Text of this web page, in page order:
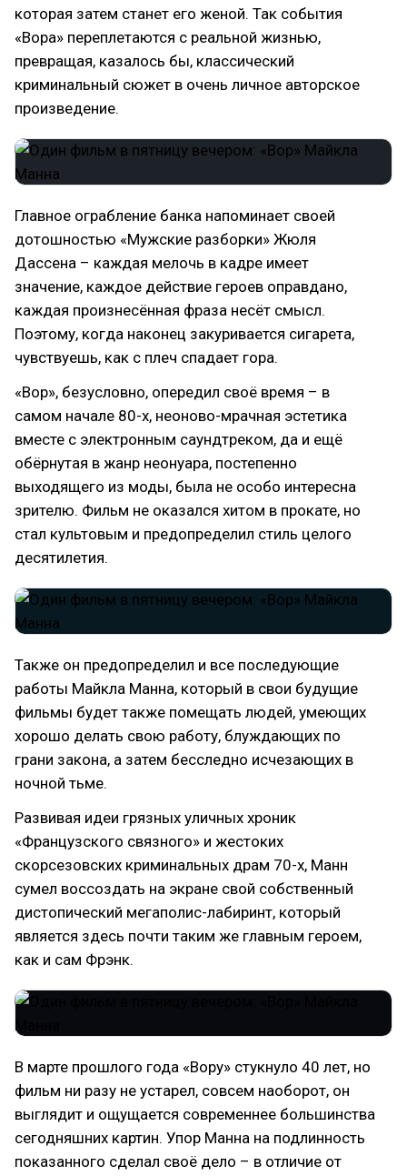
которая затем станет его женой. Так события
«Вора» переплетаются с реальной жизнью,
превращая, казалось бы, классический
криминальный сюжет в очень личное авторское
произведение.
Главное ограбление банка напоминает своей
дотошностью «Мужские разборки» Жюля
Дассена – каждая мелочь в кадре имеет
значение, каждое действие героев оправдано,
каждая произнесённая фраза несёт смысл.
Поэтому, когда наконец закуривается сигарета,
чувствуешь, как с плеч спадает гора.
«Вор», безусловно, опередил своё время – в
самом начале 80-х, неоново-мрачная эстетика
вместе с электронным саундтреком, да и ещё
обёрнутая в жанр неонуара, постепенно
выходящего из моды, была не особо интересна
зрителю. Фильм не оказался хитом в прокате, но
стал культовым и предопределил стиль целого
десятилетия.
Также он предопределил и все последующие
работы Майкла Манна, который в свои будущие
фильмы будет также помещать людей, умеющих
хорошо делать свою работу, блуждающих по
грани закона, а затем бесследно исчезающих в
ночной тьме.
Развивая идеи грязных уличных хроник
«Французского связного» и жестоких
скорсезовских криминальных драм 70-х, Манн
сумел воссоздать на экране свой собственный
дистопический мегаполис-лабиринт, который
является здесь почти таким же главным героем,
как и сам Фрэнк.
В марте прошлого года «Вору» стукнуло 40 лет, но
фильм ни разу не устарел, совсем наоборот, он
выглядит и ощущается современнее большинства
сегодняшних картин. Упор Манна на подлинность
показанного сделал своё дело – в отличие от